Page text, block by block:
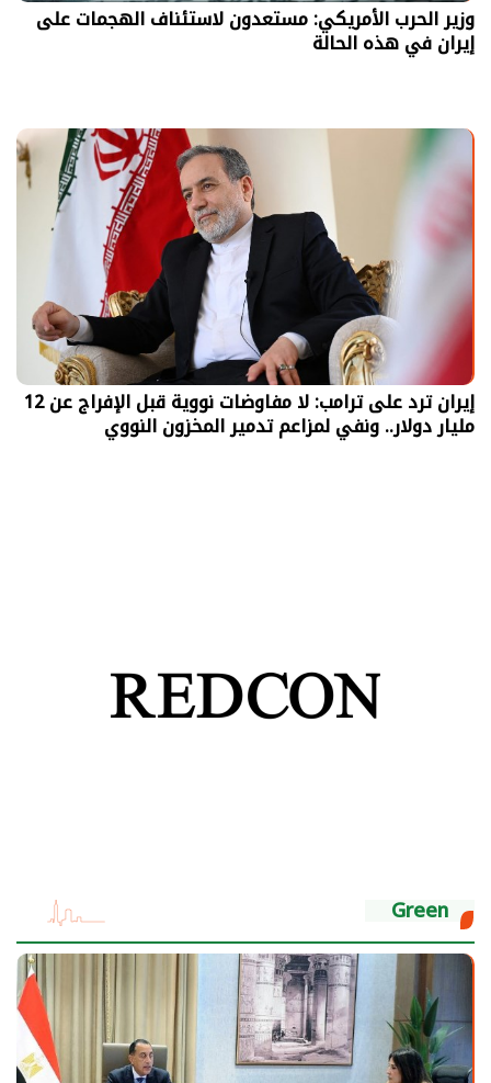
وزير الحرب الأمريكي: مستعدون لاستئناف الهجمات على
إيران في هذه الحالة
إيران ترد على ترامب: لا مفاوضات نووية قبل الإفراج عن 12
مليار دولار.. ونفي لمزاعم تدمير المخزون النووي
Green